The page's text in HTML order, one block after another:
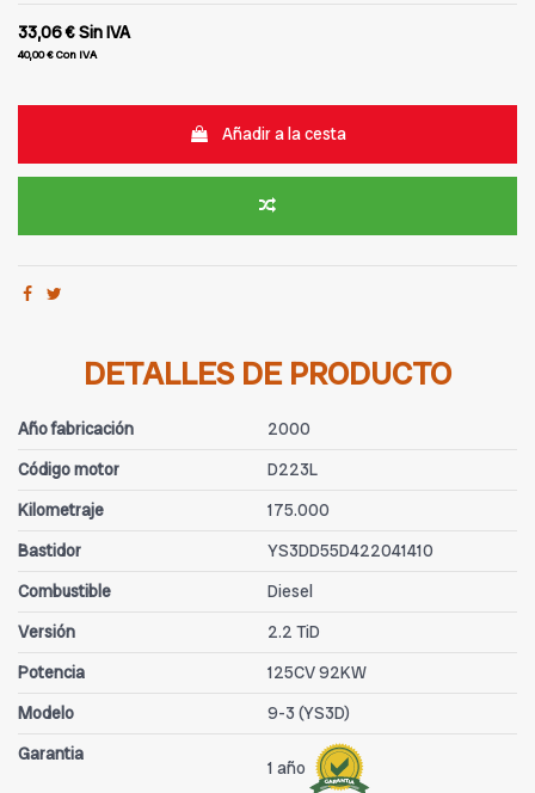
33,06 €Sin IVA
40,00 €Con IVA
Añadir a la cesta
DETALLES DE PRODUCTO
Año fabricación
2000
Código motor
D223L
Kilometraje
175.000
Bastidor
YS3DD55D422041410
Combustible
Diesel
Versión
2.2 TiD
Potencia
125CV 92KW
Modelo
9-3 (YS3D)
Garantia
1 año